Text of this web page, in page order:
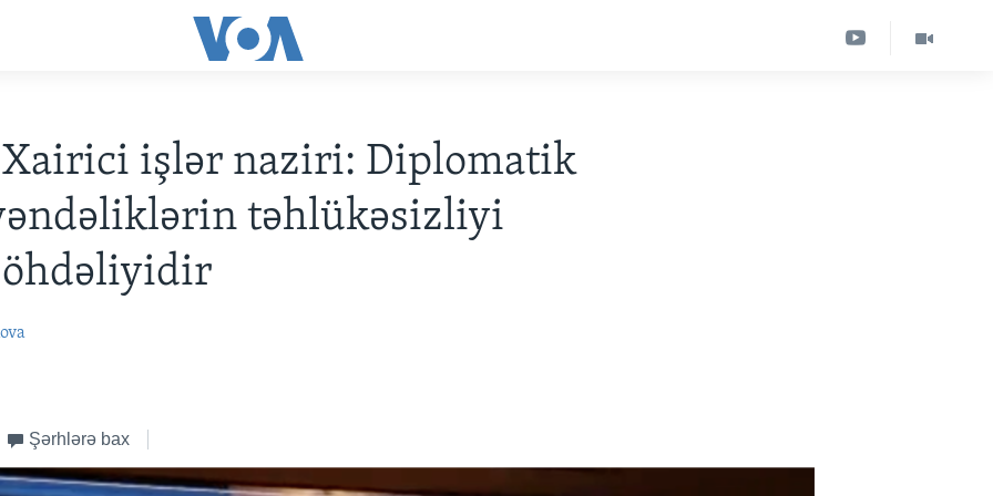
Xairici işlər naziri: Diplomatik
təhlükəsizliyi
öhdəliyidir
Şərhlərə bax